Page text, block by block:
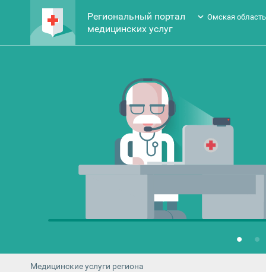
Региональный портал
медицинских услуг
Омская область
Медицинские услуги региона